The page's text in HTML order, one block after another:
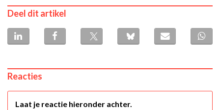
Deel dit artikel
Reacties
Laat je reactie hieronder achter.